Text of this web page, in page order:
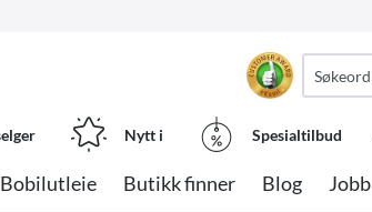
Nytt i Spesialtilbud
Bobilutleie Butikk finner Blog Jobb